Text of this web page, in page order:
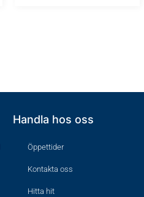
Handla hos oss
Öppettider
Kontakta oss
Hitta hit